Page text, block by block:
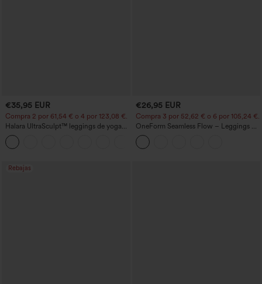
€35,95 EUR
Compra 2 por 61,54 € o 4 por 123,08 €.
Halara UltraSculpt™ leggings de yoga
bootcut de talle alto con control
abdominal, efecto moldeador y bolsillos
€26,95 EUR
Compra 3 por 52,62 € o 6 por 105,24 €.
OneForm Seamless Flow – Leggings de
yoga sin costuras, tiro medio, control de
abdomen y realce de glúteos
Rebajas